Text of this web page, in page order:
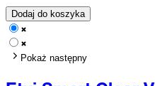
Dodaj do koszyka
Pokaż następny